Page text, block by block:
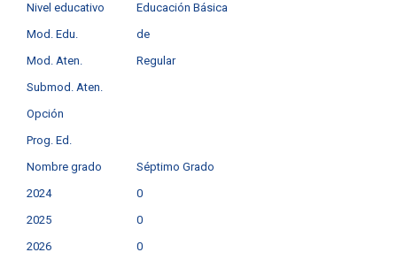
Nivel educativo
Educación Básica
Mod. Edu.
de
Mod. Aten.
Regular
Submod. Aten.
Opción
Prog. Ed.
Nombre grado
Séptimo Grado
2024
0
2025
0
2026
0